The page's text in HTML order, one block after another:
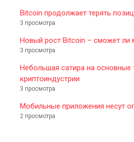
Bitcoin продолжает терять
3 просмотра
Новый рост Bitcoin – сможет ли
3 просмотра
Небольшая сатира на основные
криптоиндустрии
3 просмотра
Мобильные приложения несут
2 просмотра